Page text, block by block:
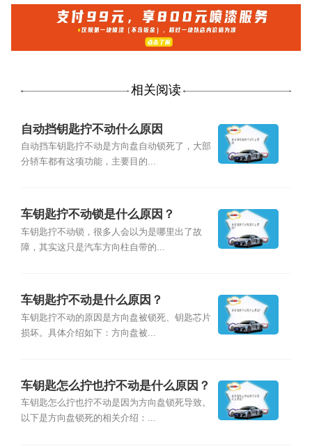
相关阅读
自动挡钥匙拧不动什么原因
自动挡车钥匙拧不动是方向盘自动锁死了，大部
分轿车都有这项功能，主要目的...
车钥匙拧不动锁是什么原因？
车钥匙拧不动锁，很多人会以为是哪里出了故
障，其实这只是汽车方向柱自带的...
车钥匙拧不动是什么原因？
车钥匙拧不动的原因是方向盘被锁死、钥匙芯片
损坏。具体介绍如下：方向盘被...
车钥匙怎么拧也拧不动是什么原因？
车钥匙怎么拧也拧不动是因为方向盘锁死导致。
以下是方向盘锁死的相关介绍：...